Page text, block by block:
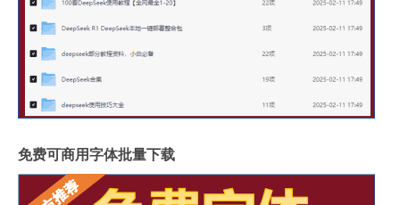
免费可商用字体批量下载